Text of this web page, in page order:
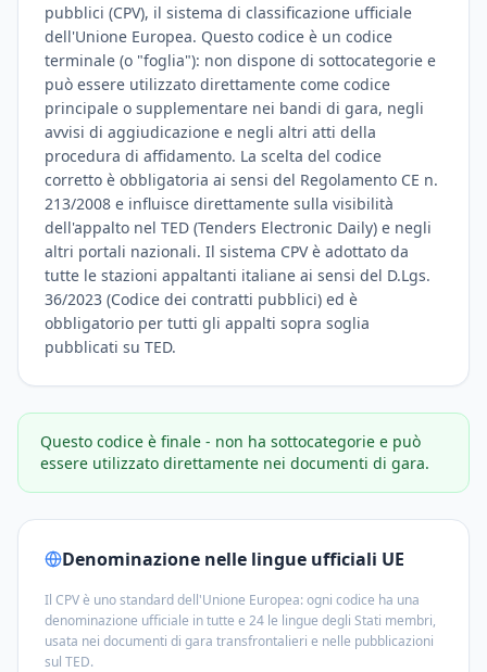
pubblici (CPV), il sistema di classificazione ufficiale
dell'Unione Europea. Questo codice è un codice
terminale (o "foglia"): non dispone di sottocategorie e
può essere utilizzato direttamente come codice
principale o supplementare nei bandi di gara, negli
avvisi di aggiudicazione e negli altri atti della
procedura di affidamento. La scelta del codice
corretto è obbligatoria ai sensi del Regolamento CE n.
213/2008 e influisce direttamente sulla visibilità
dell'appalto nel TED (Tenders Electronic Daily) e negli
altri portali nazionali. Il sistema CPV è adottato da
tutte le stazioni appaltanti italiane ai sensi del D.Lgs.
36/2023 (Codice dei contratti pubblici) ed è
obbligatorio per tutti gli appalti sopra soglia
pubblicati su TED.
Questo codice è finale - non ha sottocategorie e può
essere utilizzato direttamente nei documenti di gara.
Denominazione nelle lingue ufficiali UE
Il CPV è uno standard dell'Unione Europea: ogni codice ha una
denominazione ufficiale in tutte e 24 le lingue degli Stati membri,
usata nei documenti di gara transfrontalieri e nelle pubblicazioni
sul TED.